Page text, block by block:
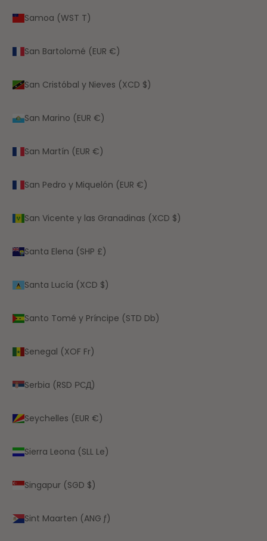
Samoa (WST T)
San Bartolomé (EUR €)
San Cristóbal y Nieves (XCD $)
San Marino (EUR €)
San Martín (EUR €)
San Pedro y Miquelón (EUR €)
San Vicente y las Granadinas (XCD $)
Santa Elena (SHP £)
Santa Lucía (XCD $)
Santo Tomé y Príncipe (STD Db)
Senegal (XOF Fr)
Serbia (RSD РСД)
Seychelles (EUR €)
Sierra Leona (SLL Le)
Singapur (SGD $)
Sint Maarten (ANG ƒ)